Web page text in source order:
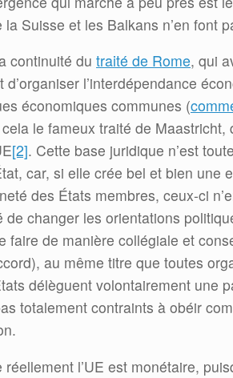
Suisse et les Balkans n’en font
continuité du traité de Rome, qui
l’interdépendance
économiques communes (
le fameux traité de Maastricht,
[2]. Cette base juridique n’est
car, si elle crée bel et bien une
des États membres, ceux-ci
changer les orientations
faire de manière collégiale et
au même titre que toutes
délèguent volontairement une
totalement contraints à obéir
l’UE est monétaire,